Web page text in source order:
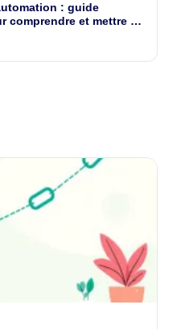
: guide
comprendre et mettre en
marketing